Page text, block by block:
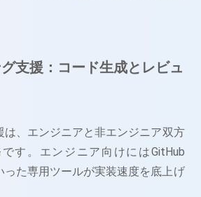
支援：コード生成とレビュ
は、エンジニアと非エンジニア双方
す。エンジニア向けにはGitHub
った専用ツールが実装速度を底上げ